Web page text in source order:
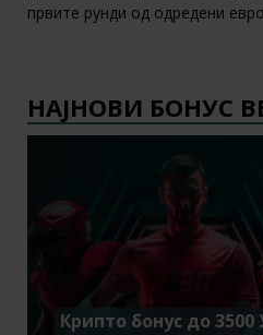
првите рунди од одредени
НАЈНОВИ БОНУС
Крипто бонус до